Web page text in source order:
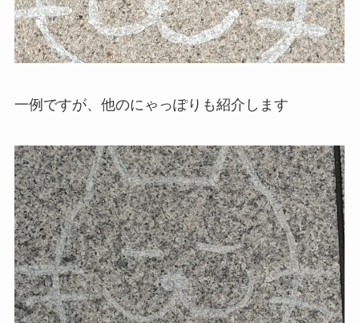
一例ですが、他のにゃっぽりも紹介します